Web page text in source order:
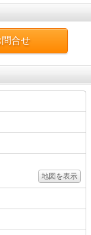
合せ
地図を表示